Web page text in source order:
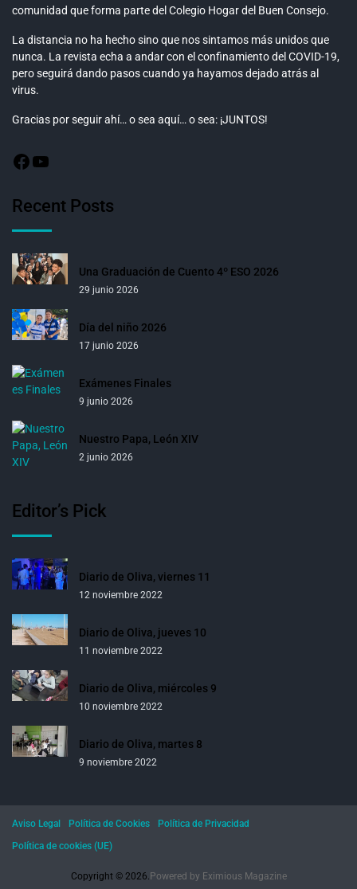
comunidad que forma parte del Colegio Hogar del Buen Consejo.
La distancia no ha hecho sino que nos sintamos más unidos que
nunca. La revista echa a andar con el confinamiento del COVID-19,
pero seguirá dando pasos cuando ya hayamos dejado atrás al
virus.
Gracias por seguir ahí… o sea aquí… o sea: ¡JUNTOS!
Recent Posts
Una Graduación de Cuento 4º ESO 2026
29 junio 2026
Día del niño 2026
17 junio 2026
Exámenes Finales
9 junio 2026
Nuestro Papa, León XIV
2 junio 2026
Editor’s Pick
Diario de Oliva, viernes 11
12 noviembre 2022
Diario de Oliva, jueves 10
11 noviembre 2022
Diario de Oliva, miércoles 9
10 noviembre 2022
Diario de Oliva, martes 8
9 noviembre 2022
Copyright © 2026. Powered by Eximious Magazine
Aviso Legal Política de Cookies
Política de Privacidad
Política de cookies (UE)